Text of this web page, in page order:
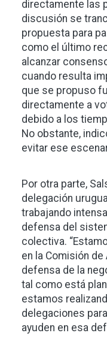
directamente las
discusión se
propuesta para
como el último
alcanzar
cuando resulta
que se propuso
directamente a
debido a los
No obstante,
evitar ese
Por otra parte,
delegación
trabajando
defensa del
colectiva.
en la Comisión
defensa de la
tal como está
estamos
delegaciones
ayuden en esa